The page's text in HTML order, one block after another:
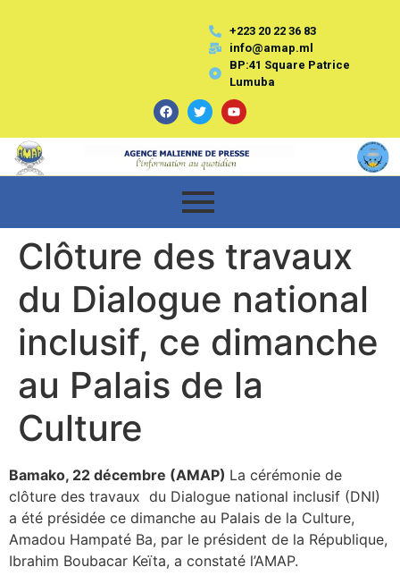
+223 20 22 36 83
info@amap.ml
BP:41 Square Patrice
Lumuba
Clôture des travaux
du Dialogue national
inclusif, ce dimanche
au Palais de la
Culture
Bamako, 22 décembre (AMAP) La cérémonie de
clôture des travaux du Dialogue national inclusif (DNI)
a été présidée ce dimanche au Palais de la Culture,
Amadou Hampaté Ba, par le président de la République,
Ibrahim Boubacar Keïta, a constaté l’AMAP.